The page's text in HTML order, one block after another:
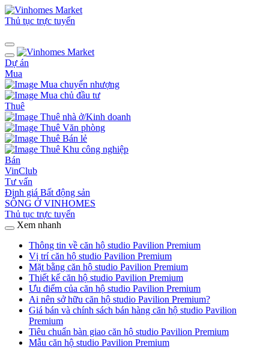
Thủ tục trực tuyến
Dự án
Mua
Mua chuyển nhượng
Mua chủ đầu tư
Thuê
Thuê nhà ở/Kinh doanh
Thuê Văn phòng
Thuê Bán lẻ
Thuê Khu công nghiệp
Bán
VinClub
Tư vấn
Định giá Bất động sản
SỐNG Ở VINHOMES
Thủ tục trực tuyến
Xem nhanh
Thông tin về căn hộ studio Pavilion Premium
Vị trí căn hộ studio Pavilion Premium
Mặt bằng căn hộ studio Pavilion Premium
Thiết kế căn hộ studio Pavilion Premium
Ưu điểm của căn hộ studio Pavilion Premium
Ai nên sở hữu căn hộ studio Pavilion Premium?
Giá bán và chính sách bán hàng căn hộ studio Pavilion
Premium
Tiêu chuẩn bàn giao căn hộ studio Pavilion Premium
Mẫu căn hộ studio Pavilion Premium